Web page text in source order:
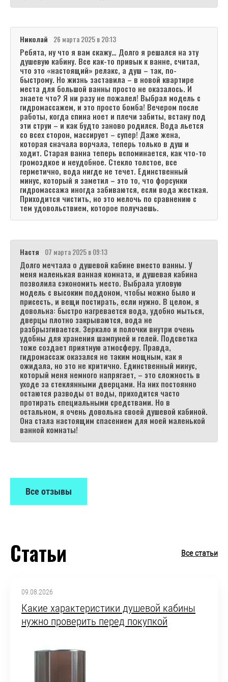
Николай 26 марта 2025 в 20:13
Ребята, ну что я вам скажу… Долго я решался на эту
душевую кабину. Все как-то привык к ванне, считал,
что это «настоящий» релакс, а душ – так, по-
быстрому. Но жизнь заставила – в новой квартире
места для большой ванны просто не оказалось. И
знаете что? Я ни разу не пожалел! Выбрал модель с
гидромассажем, и это просто бомба! Вечером после
работы, когда спина ноет и плечи забиты, встану под
эти струи – и как будто заново родился. Вода льется
со всех сторон, массирует – супер! Даже жена,
которая сначала ворчала, теперь только в душ и
ходит. Старая ванна теперь вспоминается, как что-то
громоздкое и неудобное. Стекло толстое, все
герметично, вода нигде не течет. Единственный
минус, который я заметил – это то, что форсунки
гидромассажа иногда забиваются, если вода жесткая.
Приходится чистить, но это мелочь по сравнению с
тем удовольствием, которое получаешь.
Настя 07 марта 2025 в 09:13
Долго мечтала о душевой кабине вместо ванны. У
меня маленькая ванная комната, и душевая кабина
позволила сэкономить место. Выбрала угловую
модель с высоким поддоном, чтобы можно было и
присесть, и вещи постирать, если нужно. В целом, я
довольна: быстро нагревается вода, удобно мыться,
дверцы плотно закрываются, вода не
разбрызгивается. Зеркало и полочки внутри очень
удобны для хранения шампуней и гелей. Подсветка
тоже создает приятную атмосферу. Правда,
гидромассаж оказался не таким мощным, как я
ожидала, но это не критично. Единственный минус,
который меня немного напрягает, – это сложность в
уходе за стеклянными дверцами. На них постоянно
остаются разводы от воды, приходится часто
протирать специальными средствами. Но в
остальном, я очень довольна своей душевой кабиной.
Она стала настоящим спасением для моей маленькой
ванной комнаты!
Все отзывы
Статьи Все статьи
09.08.2026
Какие характеристики душевой кабины
нужно проверить перед покупкой